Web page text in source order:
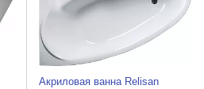
Акриловая ванна Relisan